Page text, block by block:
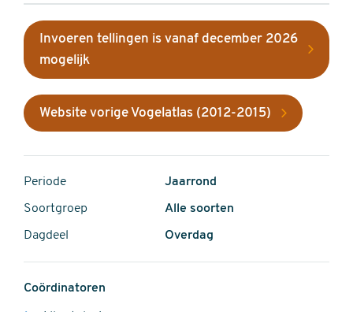
Invoeren tellingen is vanaf december 2026
mogelijk
Website vorige Vogelatlas (2012-2015)
Periode Jaarrond
Soortgroep Alle soorten
Dagdeel Overdag
Coördinatoren